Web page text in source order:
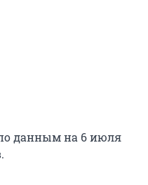
данным на 6 июля